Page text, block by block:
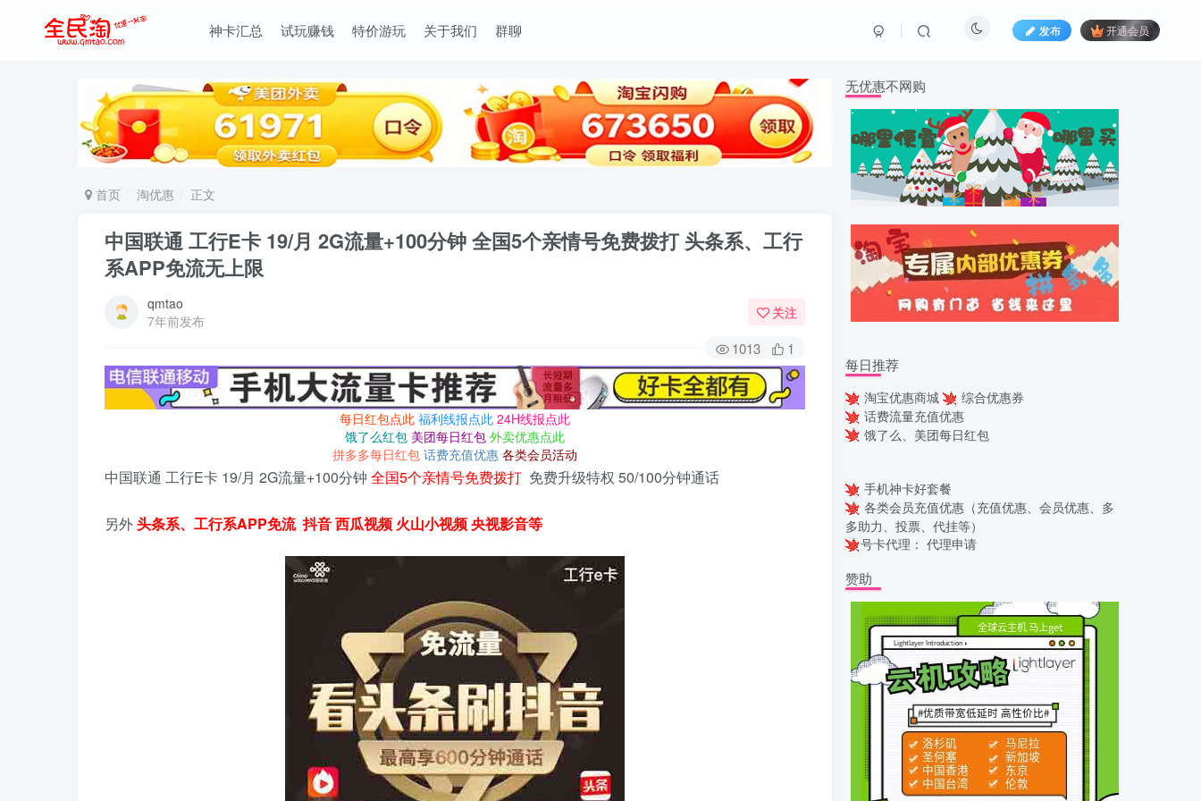
神卡汇总 试玩赚钱 特价游玩 关于我们 群聊 发布 开通会员
首页 淘优惠 正文
中国联通 工行E卡 19/月 2G流量+100分钟 全国5个亲情号免费拨打 头条系、工行
系APP免流无上限
qmtao
7年前发布
关注
1013 1
每日红包点此 福利线报点此 24H线报点此
饿了么红包 美团每日红包 外卖优惠点此
拼多多每日红包 话费充值优惠 各类会员活动
中国联通 工行E卡 19/月 2G流量+100分钟 全国5个亲情号免费拨打 免费升级特权 50/100分钟通话
另外头条系、工行系APP免流 抖音 西瓜视频 火山小视频 央视影音等
无优惠不网购
每日推荐
淘宝优惠商城
综合优惠券
话费流量充值优惠
饿了么、美团每日红包
手机神卡好套餐
各类会员充值优惠（充值优惠、会员优惠、多
多助力、投票、代挂等）
号卡代理： 代理申请
赞助